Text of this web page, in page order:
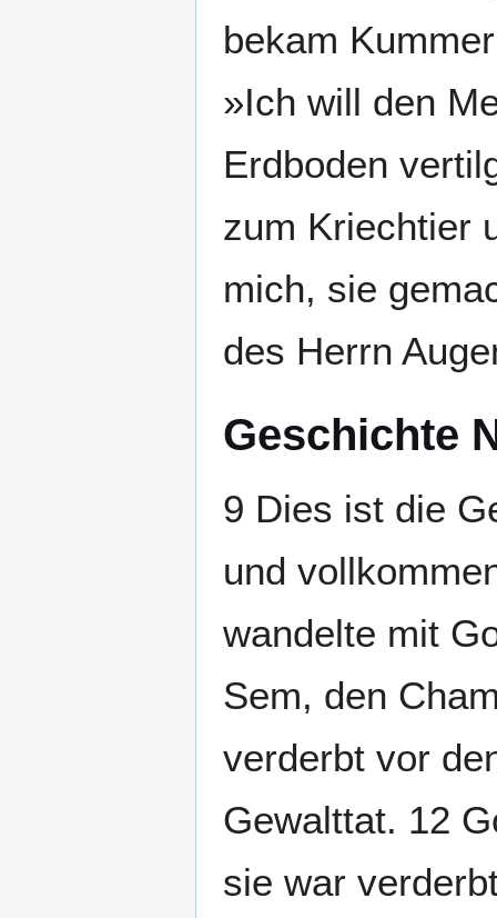
bekam
»Ich will den
Erdboden
zum Kriechtier
mich, sie
des Herrn
Geschichte
9 Dies ist die
und
wandelte mit
Sem, den
verderbt vor
Gewalttat. 12
sie war